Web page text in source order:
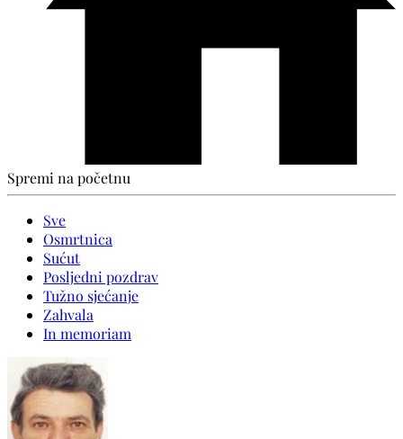
Spremi na početnu
Sve
Osmrtnica
Sućut
Posljedni pozdrav
Tužno sjećanje
Zahvala
In memoriam